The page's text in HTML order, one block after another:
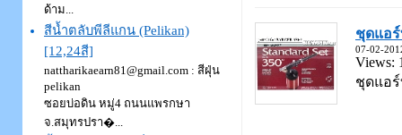
ด้าม...
สีน้ำตลับพีลีแกน (Pelikan)
[12,24สี]
nattharikaearn81@gmail.com : สีฝุ่น
pelikan
ซอยบ่อดิน หมู่4 ถนนแพรกษา
จ.สมุทรปรา�...
ชุดแอร์
07-02-
Views:
ชุดแอร์